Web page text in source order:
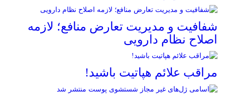
شفافیت و مدیریت تعارض منافع؛ لازمه
اصلاح نظام دارویی
مراقب علائم هپاتیت باشید!